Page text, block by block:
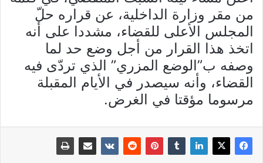
من مقر وزارة الداخلية، عن قراره حلّ
المجلس الأعلى للقضاء، مشددا على أنه
اتخذ هذا القرار من أجل وضع حد لما
وصفه ب”الوضع المزري” الذي تردّى فيه
القضاء، وأنه سيصدر في الأيام المقبلة
مرسوما مؤقتا في الغرض.